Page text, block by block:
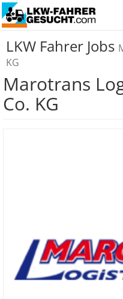
LKW Fahrer Jobs
KG
Marotrans
Co. KG